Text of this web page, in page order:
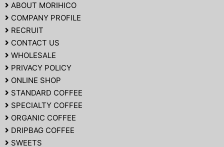
ABOUT MORIHICO
COMPANY PROFILE
RECRUIT
CONTACT US
WHOLESALE
PRIVACY POLICY
ONLINE SHOP
STANDARD COFFEE
SPECIALTY COFFEE
ORGANIC COFFEE
DRIPBAG COFFEE
SWEETS